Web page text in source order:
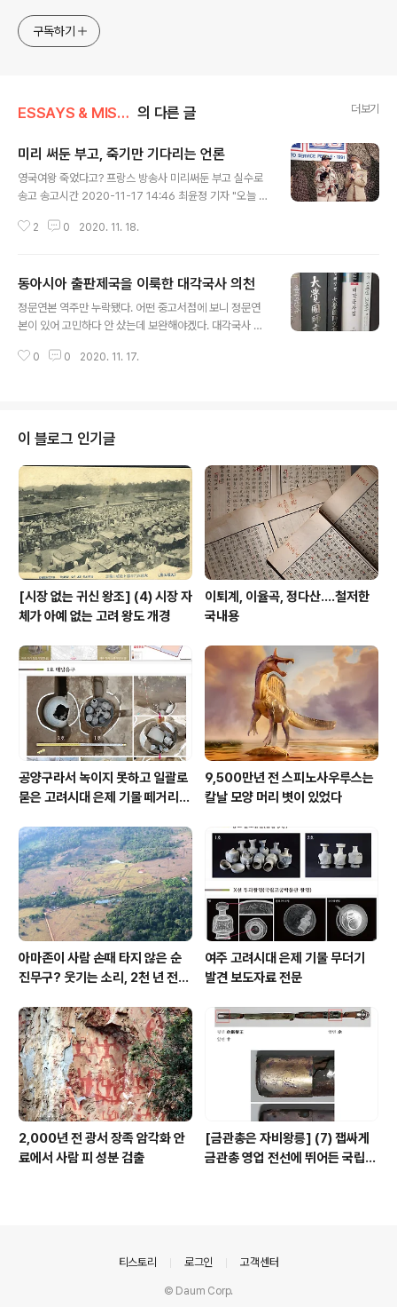
approach will be to resist any common sense or
generalized viewpoint
구독하기
ESSAYS & MISCELLANIES 의 다른 글 더보기
미리 써둔 부고, 죽기만 기다리는 언론
영국여왕 죽었다고? 프랑스 방송사 미리써둔 부고 실수로
송고 송고시간 2020-11-17 14:46 최윤정 기자 "오늘 아
고…펠레·카터·퍼거슨 등에게도 결례 영국여왕 죽었다고?
최윤정기자, 국제뉴스 (송고시간 2020-11-17 14:46) w
ww.yna.co.kr 시대를 풍미한 코미디언 봅 호프 Bob Ho
pe 는 1903년 5월 29일생이라, 물경 백수를 하시고는 2
신 분인 데다가 워낙에나 장수를 하셨으니, 이런 분만큼 언
2 0 2020. 11. 18.
동아시아 출판제국을 이룩한 대각국사 의천
정문연본 역주만 누락됐다. 어떤 중고서점에 보니 정문연
본이 있어 고민하다 안 샀는데 보완해야겠다. 대각국사 의
중요한 구실을 하는지에서 매우 특이하다. 의천은 돈으로
판은 중국에 oem방식으로 주문제작해 조달키도 했다. 은
삼천량을 주고 매집한 경판 사건은 하필 동파 소식에게 적
발되어 그가 격렬한 항만 쇄국 정책을 주장하는 빌미가 되
기도 했다. (2016. 11. 17)
0 0 2020. 11. 17.
이 블로그 인기글
[시장 없는 귀신 왕조] (4) 시장 자
체가 아예 없는 고려 왕도 개경
이퇴계, 이율곡, 정다산....철저한
국내용
공양구라서 녹이지 못하고 일괄로
묻은 고려시대 은제 기물 떼거리로
9,500만년 전 스피노사우루스는
칼날 모양 머리 볏이 있었다
아마존이 사람 손때 타지 않은 순
진무구? 웃기는 소리, 2천 년 전에
여주 고려시대 은제 기물 무더기
발견 보도자료 전문
2,000년 전 광서 장족 암각화 안
료에서 사람 피 성분 검출
[금관총은 자비왕릉] (7) 잽싸게
금관총 영업 전선에 뛰어든 국립박
티스토리 로그인 고객센터
© Daum Corp.